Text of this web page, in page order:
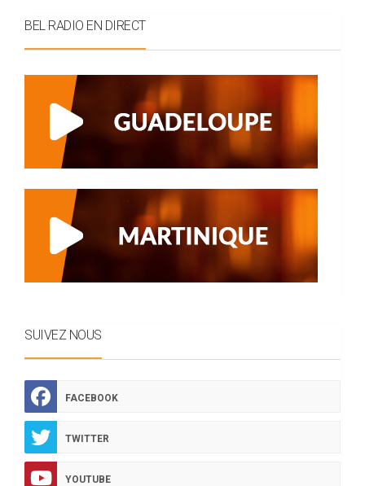
BEL RADIO EN DIRECT
SUIVEZ NOUS
FACEBOOK
TWITTER
YOUTUBE